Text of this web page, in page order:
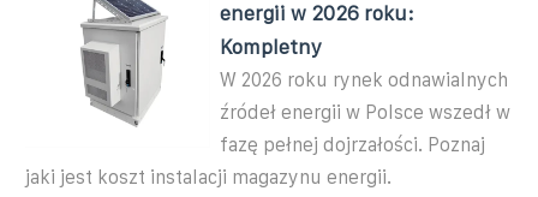
energii w 2026 roku:
Kompletny
W 2026 roku rynek odnawialnych
źródeł energii w Polsce wszedł w
fazę pełnej dojrzałości. Poznaj
jaki jest koszt instalacji magazynu energii.